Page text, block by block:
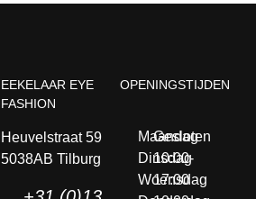
EEKELAAR EYE
FASHION
Heuvelstraat 59
5038AB Tilburg
OPENINGSTIJDEN
Maandag
Dinsdag
Woensdag
Gesloten
10:00-
17:00